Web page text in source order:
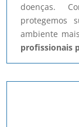
doenças.
protegemos
ambiente
profissionais